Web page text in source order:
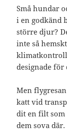
Små hundar
i en godkänd
större djur?
inte så
designade
Men
katt vid
dit en filt som
dem sova